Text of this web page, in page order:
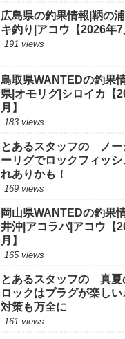
広島県の釣果情報|鞆の
キ釣り|アコウ【2026年7
191 views
鳥取県WANTEDの釣果
県|オモリグ|シロイカ【
月】
183 views
とあるスタッフの ノー
ーリグでロックフィッ
れありかも！
169 views
岡山県WANTEDの釣果
井沖|アコラバ|アコウ【
月】
165 views
とあるスタッフの 真夏
ロックはプラグが楽し
対策も万全に
161 views